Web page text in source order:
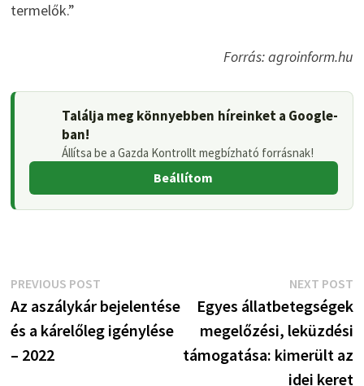
termelők.”
Forrás: agroinform.hu
Találja meg könnyebben híreinket a Google-
ban!
Állítsa be a Gazda Kontrollt megbízható forrásnak!
Beállítom
Bejegyzés
navigáció
PREVIOUS POSTPrevious
post:
Az aszálykár bejelentése
és a kárelőleg igénylése
– 2022
NEXT POST
Egyes állatbetegségek
megelőzési, leküzdési
támogatása: kimerült az
idei keret